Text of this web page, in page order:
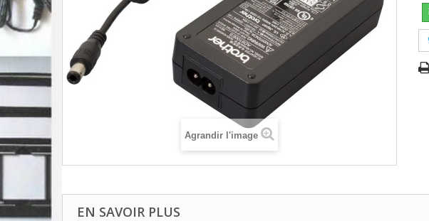
Agrandir l'image
EN SAVOIR PLUS